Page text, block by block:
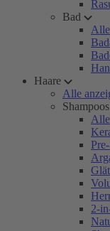
Bad
Haare
Alle
Shampoos
2-